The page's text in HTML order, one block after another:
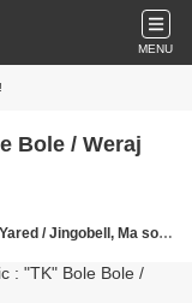
MENU
Bole / Weraj
Ma solange Oussou